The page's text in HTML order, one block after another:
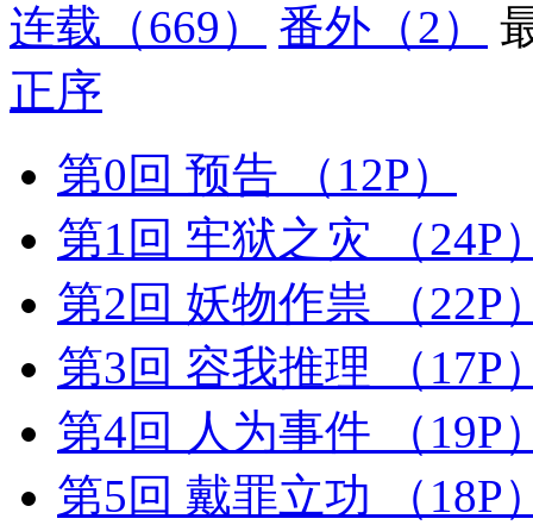
连载 （669） 番外 （2）
正序
第0回 预告
（12P）
第1回 牢狱之灾
（24P
第2回 妖物作祟
（22P
第3回 容我推理
（17P
第4回 人为事件
（19P
第5回 戴罪立功
（18P